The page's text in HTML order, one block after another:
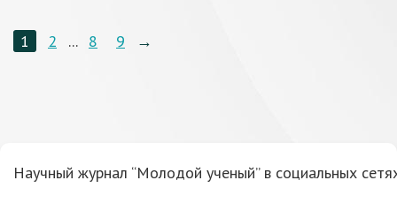
1 2 ... 8 9 →
Научный журнал “Молодой ученый” в социальных